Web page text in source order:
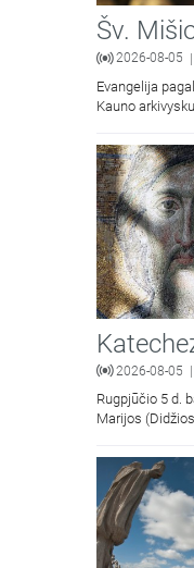
Šv.
2026-08-05
Evangelija
Kauno
Marijos
2026-08-05
Rugpjūčio 5 d.
Marijos
Snieginės